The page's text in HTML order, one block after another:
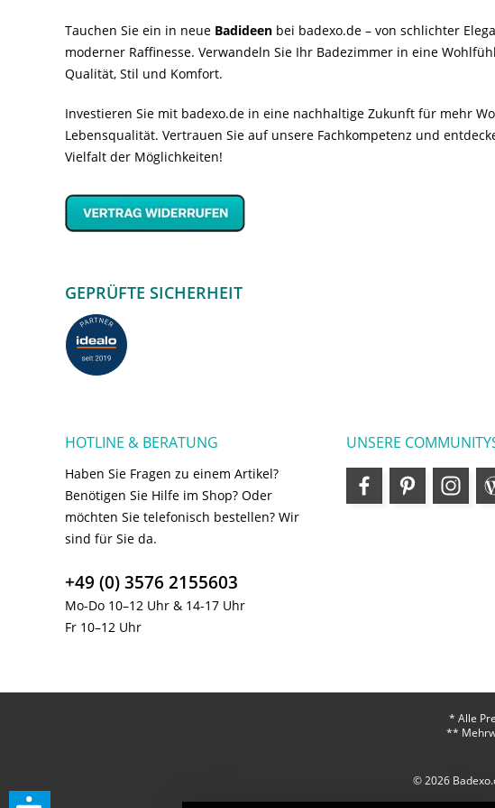
Tauchen Sie ein in neue Badideen bei badexo.de – von schlichter
moderner Raffinesse. Verwandeln Sie Ihr Badezimmer in eine
Qualität, Stil und Komfort.
Investieren Sie mit badexo.de in eine nachhaltige Zukunft für mehr
Lebensqualität. Vertrauen Sie auf unsere Fachkompetenz und
Vielfalt der Möglichkeiten!
GEPRÜFTE SICHERHEIT
HOTLINE & BERATUNG
Haben Sie Fragen zu einem Artikel?
Benötigen Sie Hilfe im Shop? Oder
möchten Sie telefonisch bestellen? Wir
sind für Sie da.
+49 (0) 3576 2155603
Mo-Do 10–12 Uhr & 14-17 Uhr
Fr 10–12 Uhr
UNSERE
* Alle
**
© 2026